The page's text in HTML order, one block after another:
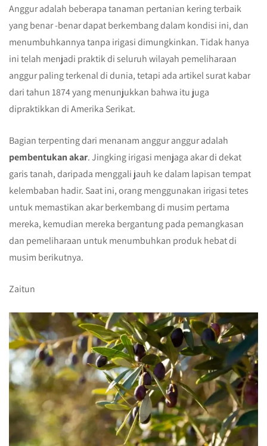
Anggur adalah beberapa tanaman pertanian kering terbaik
yang benar -benar dapat berkembang dalam kondisi ini, dan
menumbuhkannya tanpa irigasi dimungkinkan. Tidak hanya
ini telah menjadi praktik di seluruh wilayah pemeliharaan
anggur paling terkenal di dunia, tetapi ada artikel surat kabar
dari tahun 1874 yang menunjukkan bahwa itu juga
dipraktikkan di Amerika Serikat.
Bagian terpenting dari menanam anggur anggur adalah
pembentukan akar. Jingking irigasi menjaga akar di dekat
garis tanah, daripada menggali jauh ke dalam lapisan tempat
kelembaban hadir. Saat ini, orang menggunakan irigasi tetes
untuk memastikan akar berkembang di musim pertama
mereka, kemudian mereka bergantung pada pemangkasan
dan pemeliharaan untuk menumbuhkan produk hebat di
musim berikutnya.
Zaitun